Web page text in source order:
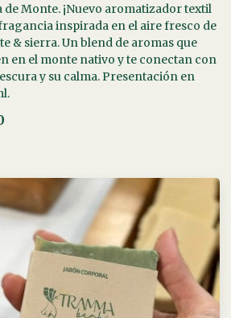
de Monte. ¡Nuevo aromatizador textil
inspirada en el aire fresco de
& sierra. Un blend de aromas que
en el monte nativo y te conectan con
y su calma. Presentación en